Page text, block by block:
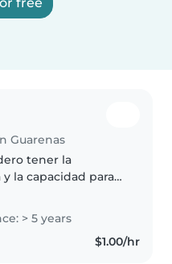
Guarenas
tener la
la capacidad para
alimento, higiene,
a todo
a su bienestar..
> 5 years
$1.00/hr